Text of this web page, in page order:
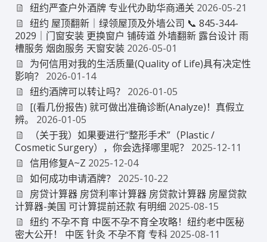
纽约严查户外酒牌 专业代办助华商通关 2026-05-21
纽约 屋顶翻新｜绿领屋顶及外墙公司 📞 845-344-
2029｜门窗安装 更换窗户 铺砖道 外墙翻新 露台设计 雨
槽服务 烟囱服务 天窗安装 2026-05-01
为何信用对我的生活质量(Quality of Life)具有决定性
影响？ 2026-01-14
纽约酒牌可以转让吗？ 2026-01-05
[(看几份报告) 就可做出准确诊断(Analyze)！真假立
辨。
2026-01-05
（关于我）如果要进行“整形手术”（Plastic /
Cosmetic Surgery），你会选择哪里呢？ 2025-12-11
信用修复A~Z 2025-12-04
如何成功申请酒牌？ 2025-10-22
房贷计算器 房贷利率计算器 房贷款计算器 房屋贷款
计算器-美国 可计算提前还款 有明细 2025-08-15
纽约 不孕不育 中医不孕不育全攻略！纽约老中医秘
密大公开！ 中医 针灸 不孕不育 专科 2025-08-11